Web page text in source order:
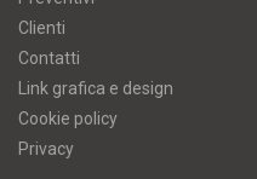
Clienti
Contatti
Link grafica e design
Cookie policy
Privacy